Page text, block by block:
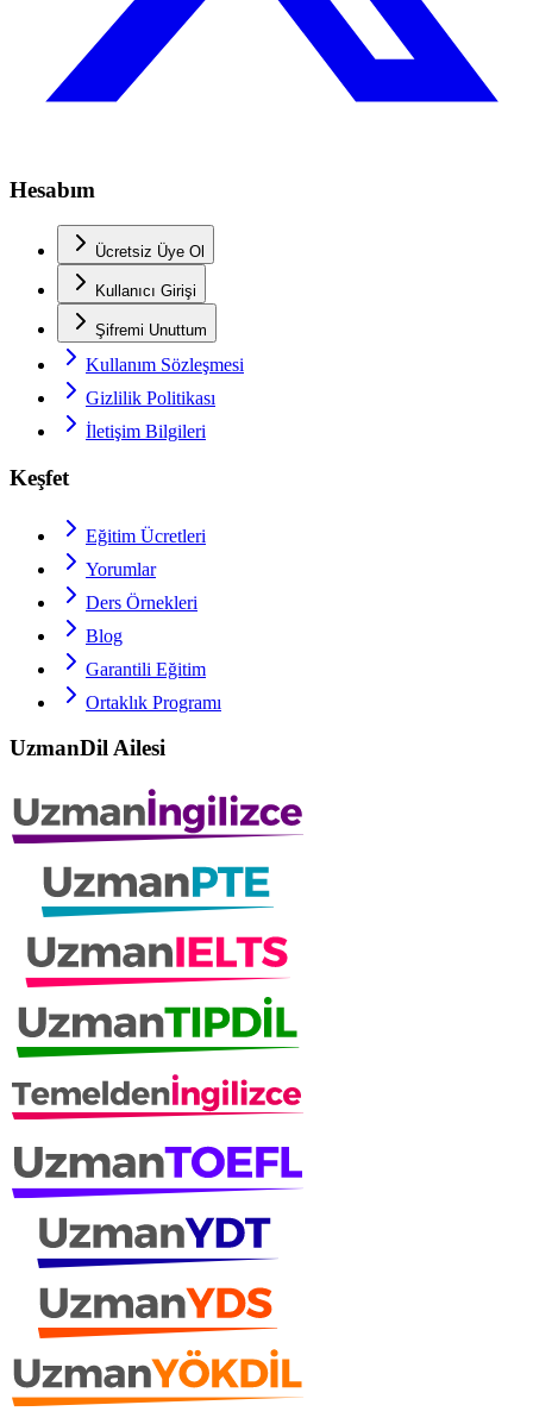
Hesabım
Ücretsiz Üye Ol
Kullanıcı Girişi
Şifremi Unuttum
Kullanım Sözleşmesi
Gizlilik Politikası
İletişim Bilgileri
Keşfet
Eğitim Ücretleri
Yorumlar
Ders Örnekleri
Blog
Garantili Eğitim
Ortaklık Programı
UzmanDil Ailesi